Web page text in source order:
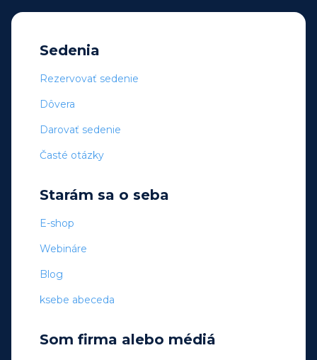
Sedenia
Rezervovať sedenie
Dôvera
Darovať sedenie
Časté otázky
Starám sa o seba
E-shop
Webináre
Blog
ksebe abeceda
Som firma alebo médiá